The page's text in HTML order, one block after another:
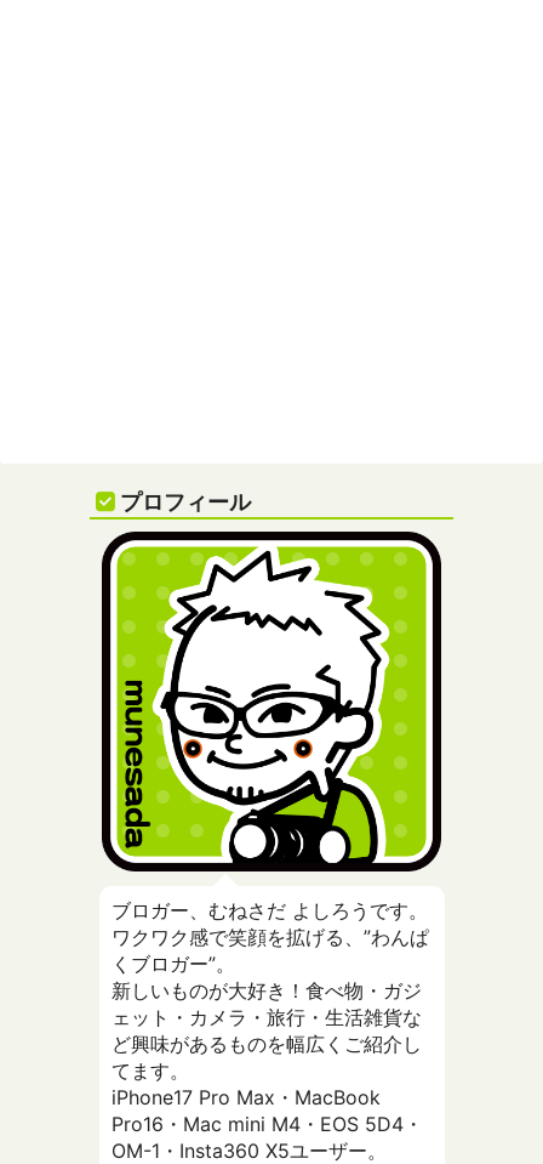
プロフィール
ブロガー、むねさだ よしろうです。
ワクワク感で笑顔を拡げる、”わんぱ
くブロガー”。
新しいものが大好き！食べ物・ガジ
ェット・カメラ・旅行・生活雑貨な
ど興味があるものを幅広くご紹介し
てます。
iPhone17 Pro Max・MacBook
Pro16・Mac mini M4・EOS 5D4・
OM-1・Insta360 X5ユーザー。